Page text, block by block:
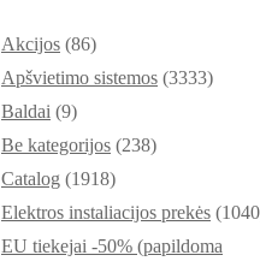
Akcijos (86)
Apšvietimo sistemos (3333)
Baldai (9)
Be kategorijos (238)
Catalog (1918)
Elektros instaliacijos prekės
EU tiekejai -50% (papildoma